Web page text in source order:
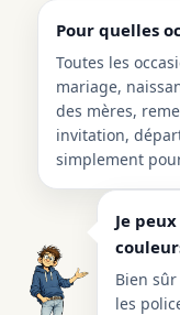
Pour quelles
Toutes les
mariage,
des mères,
invitation,
simplement
Je
Bien
les